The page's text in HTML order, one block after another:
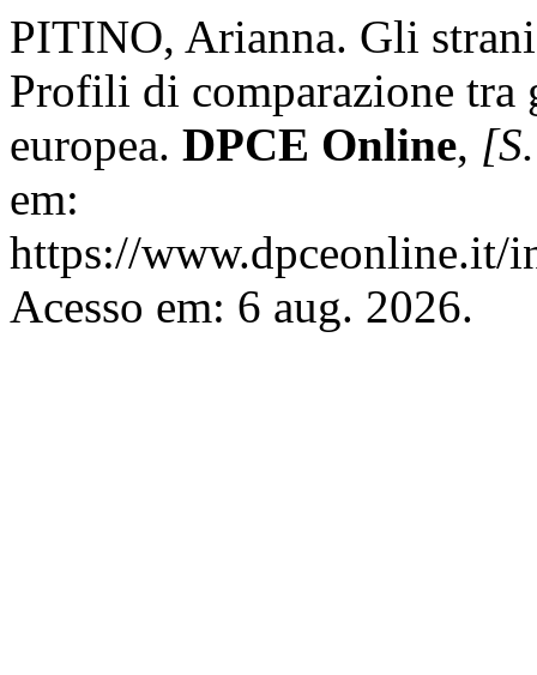
PITINO, Arianna. Gli
Profili di comparazione tra
europea. DPCE Online,
em:
https://www.dpceonline.it/
Acesso em: 6 aug. 2026.